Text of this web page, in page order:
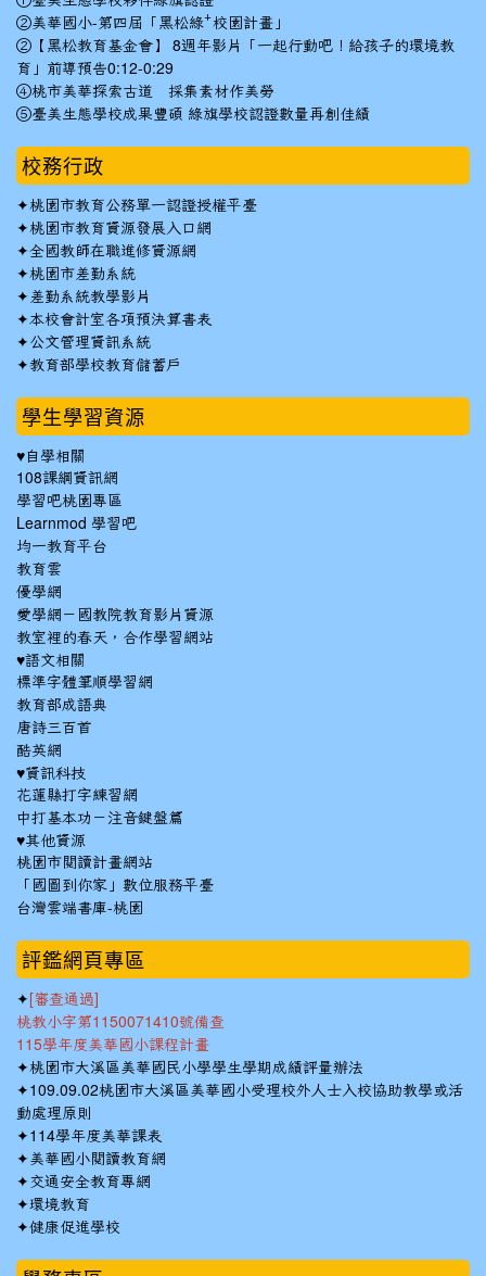
②美華國小-第四屆「黑松綠⁺校園計畫」
②【黑松教育基金會】 8週年影片「一起行動吧！給孩子的環境教
育」前導預告0:12-0:29
④桃市美華探索古道 採集素材作美勞
⑤臺美生態學校成果豐碩 綠旗學校認證數量再創佳績
校務行政
✦桃園市教育公務單一認證授權平臺
✦桃園市教育資源發展入口網
✦全國教師在職進修資源網
✦桃園市差勤系統
✦ 差勤系統教學影片
✦本校會計室各項預決算書表
✦公文管理資訊系統
✦教育部學校教育儲蓄戶
學生學習資源
♥自學相關
108課綱資訊網
學習吧桃園專區
Learnmod 學習吧
均一教育平台
教育雲
優學網
愛學網－國教院教育影片資源
教室裡的春天，合作學習網站
♥語文相關
標準字體筆順學習網
教育部成語典
唐詩三百首
酷英網
♥資訊科技
花蓮縣打字練習網
中打基本功－注音鍵盤篇
♥其他資源
桃園市閱讀計畫網站
「國圖到你家」數位服務平臺
台灣雲端書庫-桃園
::: 評鑑網頁專區
✦ [審查通過]
桃教小字第1150071410號備查
115學年度美華國小課程計畫
✦桃園市大溪區美華國民小學學生學期成績評量辦法
✦109.09.02桃園市大溪區美華國小受理校外人士入校協助教學或活
動處理原則
✦114學年度美華課表
✦美華國小閱讀教育網
✦ 交通安全教育專網
✦環境教育
✦健康促進學校